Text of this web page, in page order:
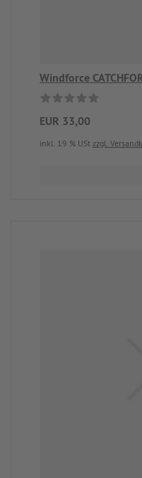
Windforce
EUR 33,00
inkl. 19 % USt zzgl.